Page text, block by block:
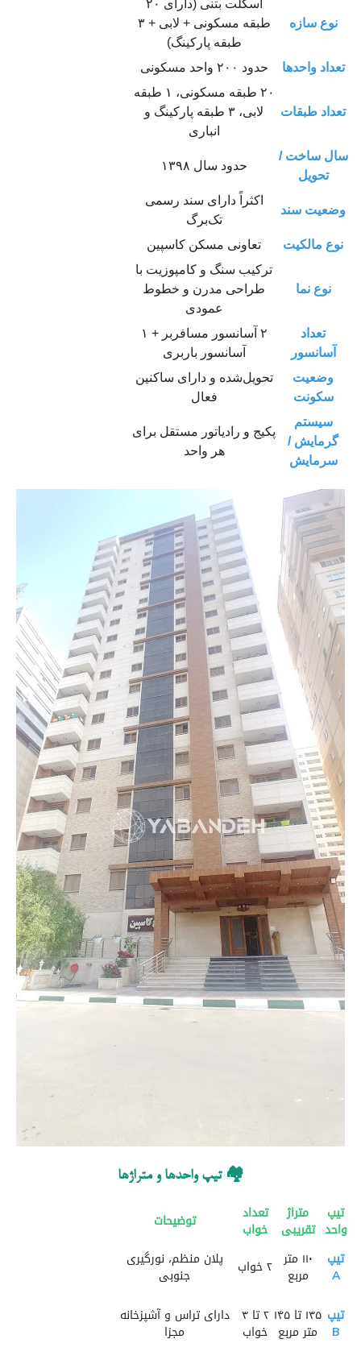
نوع سازه
اسکلت بتنی (دارای ۲۰
طبقه مسکونی + لابی + ۳
طبقه پارکینگ)
تعداد واحدها
حدود ۲۰۰ واحد مسکونی
تعداد طبقات
۲۰ طبقه مسکونی، ۱ طبقه
لابی، ۳ طبقه پارکینگ و
انباری
سال ساخت /
تحویل
حدود سال ۱۳۹۸
وضعیت سند
اکثراً دارای سند رسمی
تک‌برگ
نوع مالکیت
تعاونی مسکن کاسپین
نوع نما
ترکیب سنگ و کامپوزیت با
طراحی مدرن و خطوط
عمودی
تعداد
آسانسور
۲ آسانسور مسافربر + ۱
آسانسور باربری
وضعیت
سکونت
تحویل‌شده و دارای ساکنین
فعال
سیستم
گرمایش /
سرمایش
پکیج و رادیاتور مستقل برای
هر واحد
🏘️ تیپ واحدها و متراژها
تیپ
واحد
متراژ
تقریبی
تعداد
خواب
توضیحات
تیپ
A
۱۱۰ متر
مربع ۲ خواب پلان منظم، نورگیری
جنوبی
تیپ
B
۱۳۵ تا ۱۴۵
متر مربع
۲ تا ۳
خواب
دارای تراس و آشپزخانه
مجزا